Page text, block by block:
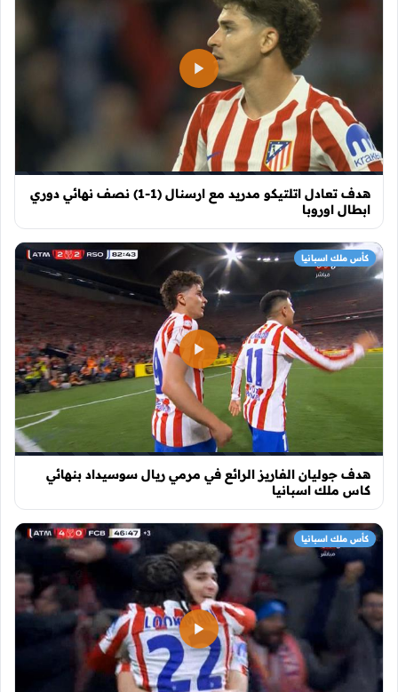
هدف تعادل اتلتيكو مدريد مع ارسنال (1-1) نصف نهائي دوري
ابطال اوروبا
هدف جوليان الفاريز الرائع في مرمي ريال سوسيداد بنهائي
كاس ملك اسبانيا
كأس ملك اسبانيا
كأس ملك اسبانيا